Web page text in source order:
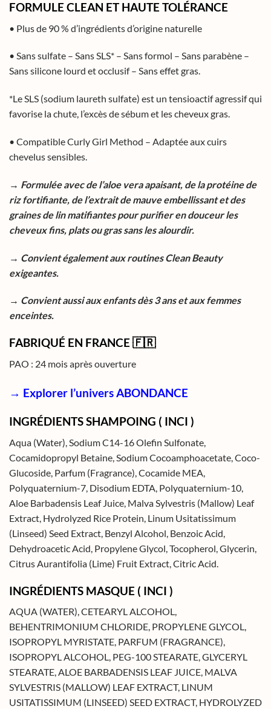
FORMULE CLEAN ET HAUTE TOLÉRANCE
• Plus de 90 % d’ingrédients d’origine naturelle
• Sans sulfate – Sans SLS* – Sans formol – Sans parabène –
Sans silicone lourd et occlusif – Sans effet gras.
*Le SLS (sodium laureth sulfate) est un tensioactif agressif qui
favorise la chute, l’excès de sébum et les cheveux gras.
• Compatible Curly Girl Method – Adaptée aux cuirs
chevelus sensibles.
→ Formulée avec de l’aloe vera apaisant, de la protéine de
riz fortifiante, de l’extrait de mauve embellissant et des
graines de lin matifiantes pour purifier en douceur les
cheveux fins, plats ou gras sans les alourdir.
→ Convient également aux routines Clean Beauty
exigeantes.
→ Convient aussi aux enfants dès 3 ans et aux femmes
enceintes.
FABRIQUÉ EN FRANCE 🇫🇷
PAO : 24 mois après ouverture
→ Explorer l’univers ABONDANCE
INGRÉDIENTS SHAMPOING ( INCI )
Aqua (Water), Sodium C14-16 Olefin Sulfonate,
Cocamidopropyl Betaine, Sodium Cocoamphoacetate, Coco-
Glucoside, Parfum (Fragrance), Cocamide MEA,
Polyquaternium-7, Disodium EDTA, Polyquaternium-10,
Aloe Barbadensis Leaf Juice, Malva Sylvestris (Mallow) Leaf
Extract, Hydrolyzed Rice Protein, Linum Usitatissimum
(Linseed) Seed Extract, Benzyl Alcohol, Benzoic Acid,
Dehydroacetic Acid, Propylene Glycol, Tocopherol, Glycerin,
Citrus Aurantifolia (Lime) Fruit Extract, Citric Acid.
INGRÉDIENTS MASQUE ( INCI )
AQUA (WATER), CETEARYL ALCOHOL,
BEHENTRIMONIUM CHLORIDE, PROPYLENE GLYCOL,
ISOPROPYL MYRISTATE, PARFUM (FRAGRANCE),
ISOPROPYL ALCOHOL, PEG-100 STEARATE, GLYCERYL
STEARATE, ALOE BARBADENSIS LEAF JUICE, MALVA
SYLVESTRIS (MALLOW) LEAF EXTRACT, LINUM
USITATISSIMUM (LINSEED) SEED EXTRACT, HYDROLYZED